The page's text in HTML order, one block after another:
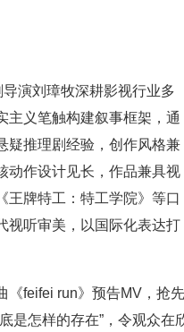
演刘璋牧深耕影视行业多
主义笔触构建叙事框架，通
疑推理剧经验，创作风格兼
动作设计见长，作品兼具视
王牌特工：特工学院》等口
视听审美，以国际化表达打
《feifei run》预告MV，抢先
是怎样的存在”，令观众在